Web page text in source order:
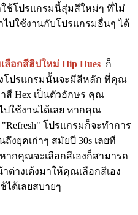
ช้โปรแกรมนี้สุ่มสีใหม่ๆ ที่ไม่
ไปใช้งานกับโปรแกรมอื่นๆ ได้
ลือกสีฮิปใหม่ Hip Hues ก็
โปรแกรมนั้นจะมีสีหลัก ที่คุณ
สี Hex เป็นตัวอักษร คุณ
ใช้งานได้เลย หากคุณ
โปรแกรมก็จะทำการ
งยุคเก่าๆ สมัยปี 30s เลยที
ากคุณจะเลือกสีเองก็สามารถ
ต่างเด้งมาให้คุณเลือกสีเอง
ได้เลยสบายๆ